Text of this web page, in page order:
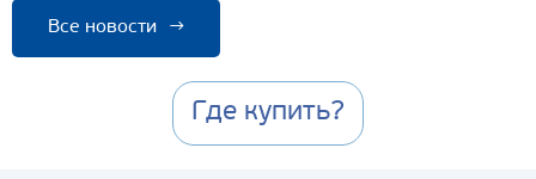
Все новости →
Где купить?